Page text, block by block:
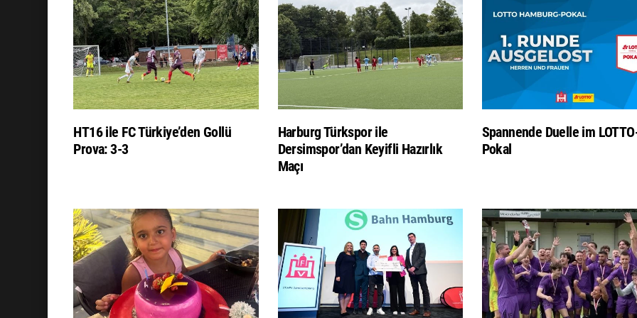
HT16 ile FC Türkiye’den Gollü
Prova: 3-3
Harburg Türkspor ile
Dersimspor’dan Keyifli Hazırlık
Maçı
Spannende Duelle im
Pokal